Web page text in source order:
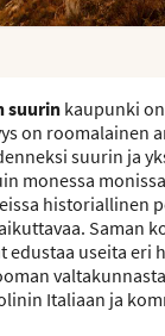
suurin kaupunki
on roomalainen
suurin ja
monessa
historiallinen
Saman
edustaa useita eri
Italiaan ja